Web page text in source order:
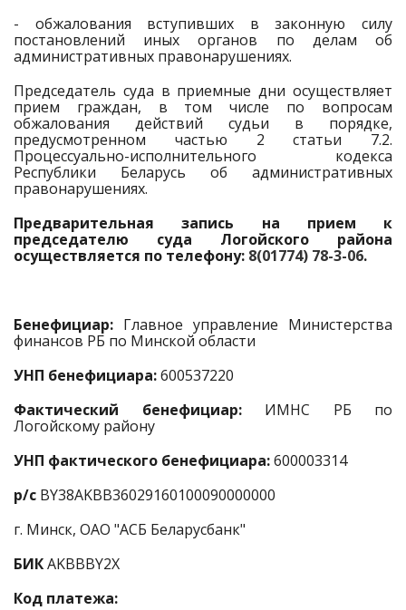
- обжалования вступивших в законную силу
постановлений иных органов по делам об
административных правонарушениях.
Председатель суда в приемные дни осуществляет
прием граждан, в том числе по вопросам
обжалования действий судьи в порядке,
предусмотренном частью 2 статьи 7.2.
Процессуально-исполнительного кодекса
Республики Беларусь об административных
правонарушениях.
Предварительная запись на прием к
председателю суда Логойского района
осуществляется по телефону: 8(01774) 78-3-06.
Бенефициар: Главное управление Министерства
финансов РБ по Минской области
УНП бенефициара:600537220
Фактический бенефициар:ИМНС РБ по
Логойскому району
УНП фактического бенефициара:600003314
р/с BY38AKBB36029160100090000000
г. Минск, ОАО "АСБ Беларусбанк"
БИКAKBBBY2X
Код платежа: